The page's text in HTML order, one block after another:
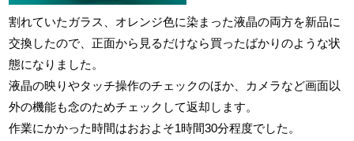
割れていたガラス、オレンジ色に染まった液晶の両方を新品に
交換したので、正面から見るだけなら買ったばかりのような状
態になりました。
液晶の映りやタッチ操作のチェックのほか、カメラなど画面以
外の機能も念のためチェックして返却します。
作業にかかった時間はおおよそ1時間30分程度でした。